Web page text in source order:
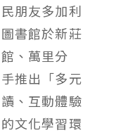
朋友多加利
書館於新莊
、萬里分
推出「多元
、互動體驗
文化學習環